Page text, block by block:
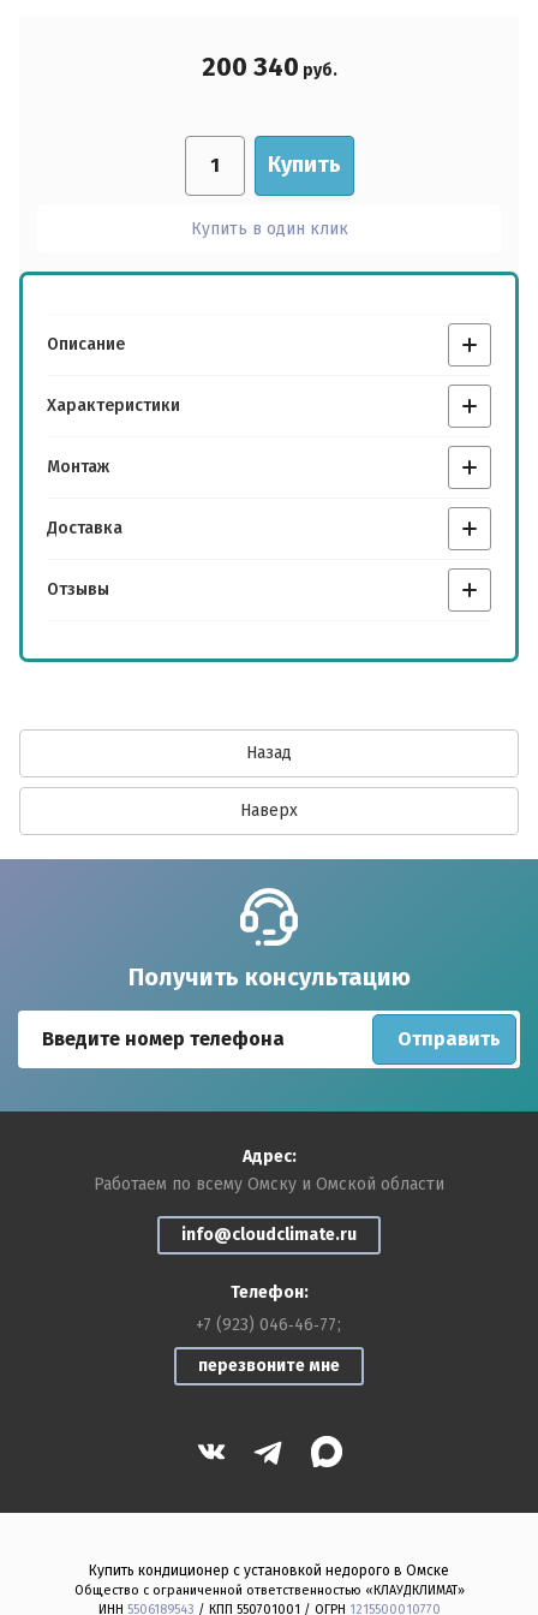
Новинка:
200 340 руб.
Купить
Купить в один клик
Описание
Характеристики
Монтаж
Доставка
Отзывы
Назад
Наверх
Получить консультацию
Отправить
Адрес:
Работаем по всему Омску и Омской области
info@cloudclimate.ru
Телефон:
+7 (923) 046‑46‑77
перезвоните мне
Купить кондиционер с установкой недорого в Омске
Общество с ограниченной ответственностью «КЛАУДКЛИМАТ»
ИНН 5506189543 / КПП 550701001 / ОГРН 1215500010770